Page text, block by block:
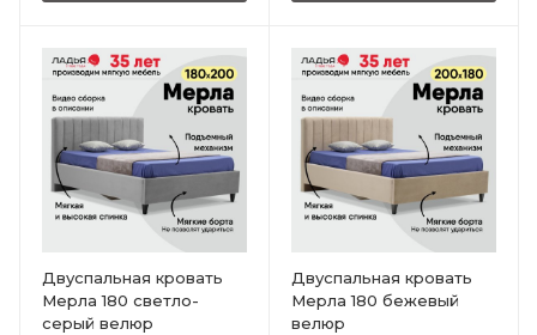
Двуспальная кровать
Мерла 180 светло-
серый велюр
Двуспальная кровать
Мерла 180 бежевый
велюр